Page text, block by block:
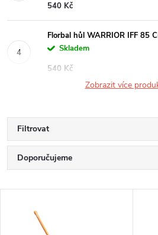
540 Kč
Florbal hůl WARRIOR IFF 85
Skladem
540 Kč
Zobrazit více
Filtrovat
Ř
a
Doporučujeme
Nejprodávanější